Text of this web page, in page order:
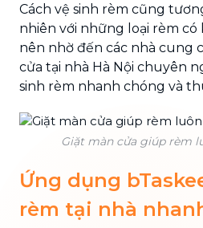
Cách vệ sinh rèm cũng
nhiên với những loại rèm
nên nhờ đến các nhà cung
cửa tại nhà Hà Nội chuyên
sinh rèm nhanh chóng và
Giặt màn cửa giúp rèm
Ứng dụng
rèm tại nhà